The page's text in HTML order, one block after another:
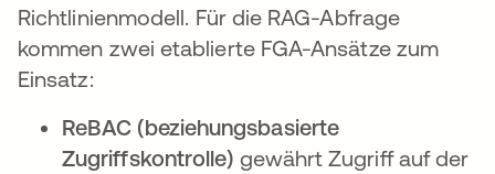
Richtlinienmodell. Für die RAG-Abfrage
kommen zwei etablierte FGA-Ansätze zum
Einsatz:
ReBAC (beziehungsbasierte
Zugriffskontrolle) gewährt Zugriff auf der